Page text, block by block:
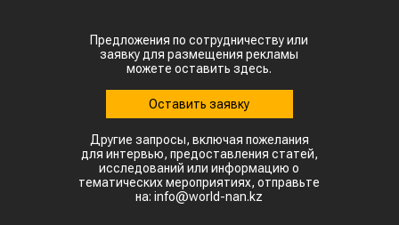
Предложения по сотрудничеству или
заявку для размещения рекламы
можете оставить здесь.
Оставить заявку
Другие запросы, включая пожелания
для интервью, предоставления статей,
исследований или информацию о
тематических мероприятиях, отправьте
на: info@world-nan.kz